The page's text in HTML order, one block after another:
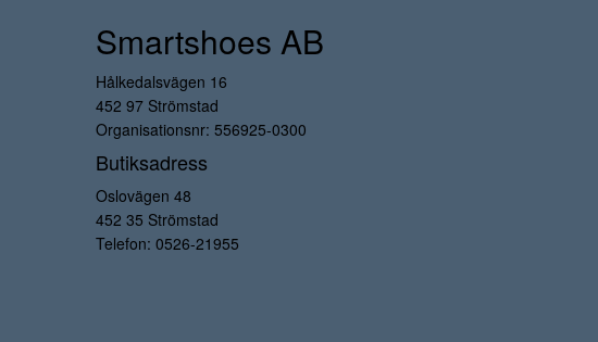
Smartshoes AB
Hålkedalsvägen 16
452 97 Strömstad
Organisationsnr: 556925-0300
Butiksadress
Oslovägen 48
452 35 Strömstad
Telefon: 0526-21955